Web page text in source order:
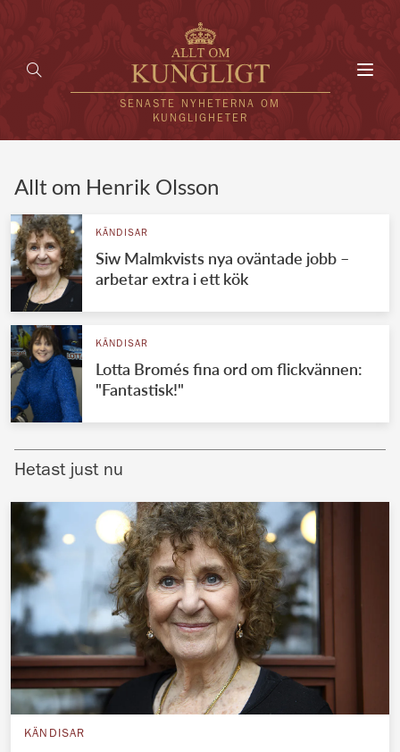
SENASTE NYHETERNA OM
KUNGLIGHETER
UTLÄNDSKT
VÄRLDENS KUNGAHUS
Svenska kungahuset
Brittiska kungahuset
Nederländska kungahuset
Belgiska kungahuset
Jordanska kungahuset
Luxemburgska storhertighuset
Japanska kejsarhuset
Thailändska kungahuset
Marockanska kungahuset
REDAKTION
Allt om Henrik Olsson
KÄNDISAR
Siw Malmkvists nya oväntade jobb –
arbetar extra i ett kök
KÄNDISAR
Lotta Bromés fina ord om flickvännen:
"Fantastisk!"
Hetast just nu
KÄNDISAR